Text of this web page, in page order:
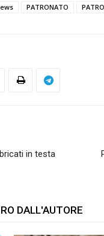
PATRONATO
in testa
DALL'AUTORE